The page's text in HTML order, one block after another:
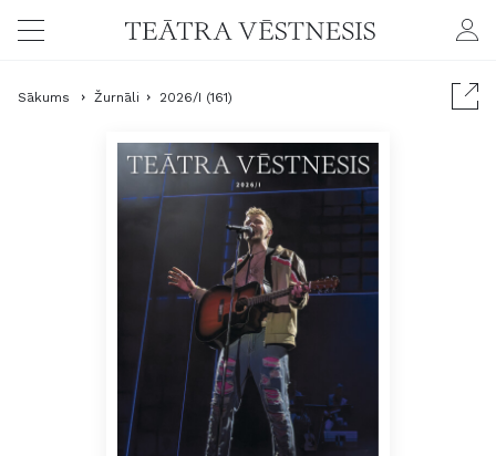
Sākums Žurnāli 2026/I (161)